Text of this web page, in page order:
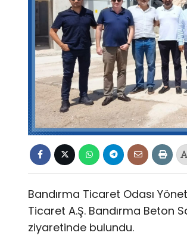
Bandırma Ticaret Odası
Ticaret A.Ş. Bandırma Beton
ziyaretinde bulundu.